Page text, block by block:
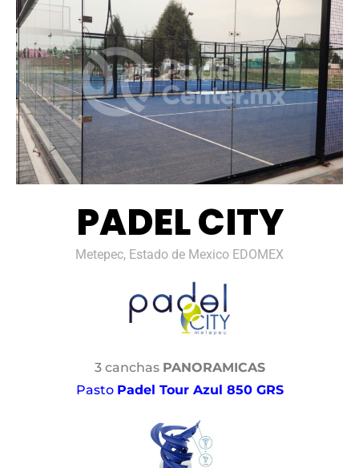
PADEL CITY
Metepec, Estado de Mexico EDOMEX
3 canchas PANORAMICAS
Pasto Padel Tour Azul 850 GRS